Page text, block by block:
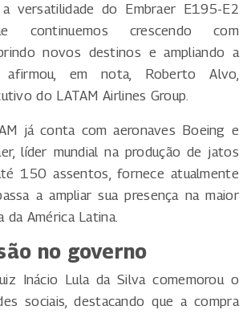
versatilidade do Embraer E195-E2
continuemos crescendo com
novos destinos e ampliando a
afirmou, em nota, Roberto Alvo,
do LATAM Airlines Group.
já conta com aeronaves Boeing e
líder mundial na produção de jatos
150 assentos, fornece atualmente
a ampliar sua presença na maior
da América Latina.
no governo
Inácio Lula da Silva comemorou o
sociais, destacando que a compra